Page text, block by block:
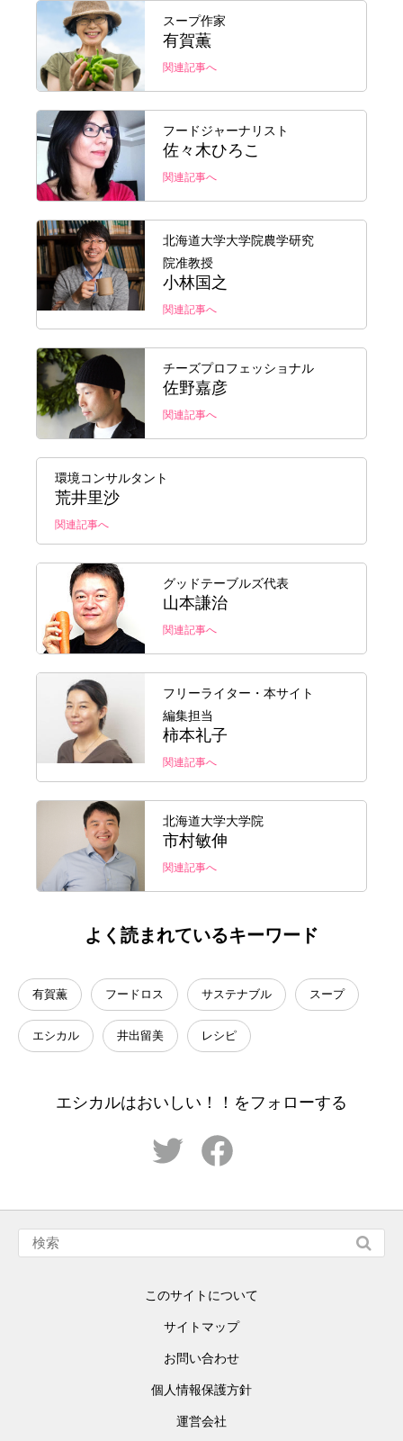
スープ作家
有賀薫
関連記事へ
フードジャーナリスト
佐々木ひろこ
関連記事へ
北海道大学大学院農学研究
院准教授
小林国之
関連記事へ
チーズプロフェッショナル
佐野嘉彦
関連記事へ
環境コンサルタント
荒井里沙
関連記事へ
グッドテーブルズ代表
山本謙治
関連記事へ
フリーライター・本サイト
編集担当
柿本礼子
関連記事へ
北海道大学大学院
市村敏伸
関連記事へ
よく読まれているキーワード
有賀薫 フードロス サステナブル スープ
エシカル 井出留美 レシピ
エシカルはおいしい！！をフォローする
このサイトについて
サイトマップ
お問い合わせ
個人情報保護方針
運営会社